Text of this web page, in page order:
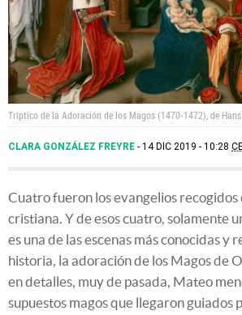
Tríptico de la Adoración de los Magos (1470-1472), de
CLARA GONZÁLEZ FREYRE 14 DIC 2019 - 10:28
Cuatro fueron los evangelios recogidos
cristiana. Y de esos cuatro, solamente
es una de las escenas más conocidas y
historia, la adoración de los Magos de
en detalles, muy de pasada, Mateo
supuestos magos que llegaron guiados